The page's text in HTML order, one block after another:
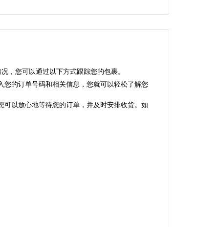
，您可以通过以下方式跟踪您的包裹。
的订单号码和相关信息，您就可以轻松了解您
以放心地等待您的订单，并及时安排收货。如